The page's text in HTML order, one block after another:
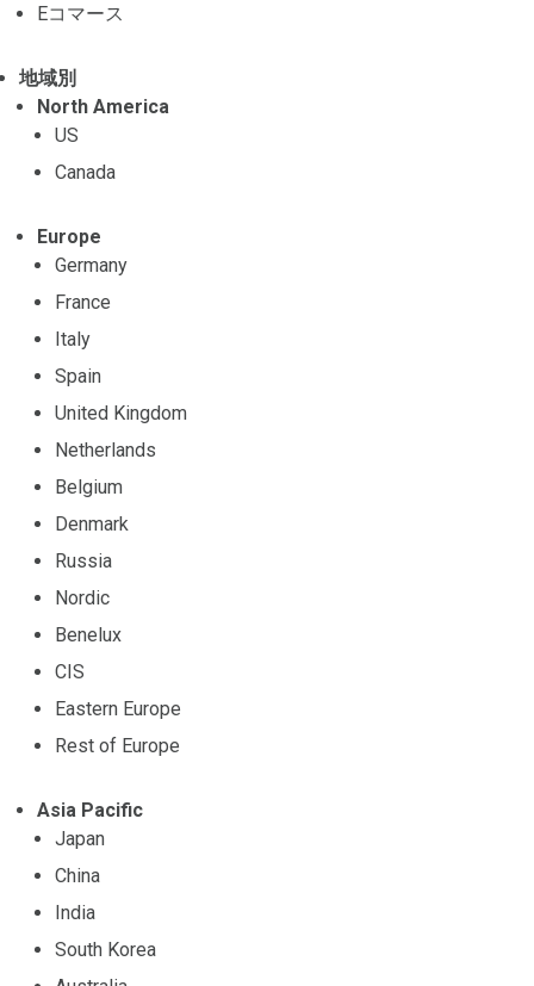
Eコマース
地域別
North America
US
Canada
Europe
Germany
France
Italy
Spain
United Kingdom
Netherlands
Belgium
Denmark
Russia
Nordic
Benelux
CIS
Eastern Europe
Rest of Europe
Asia Pacific
Japan
China
India
South Korea